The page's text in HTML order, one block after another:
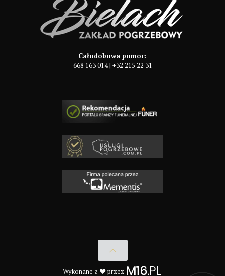
Całodobowa pomoc:
668 163 014| +32 215 22 31
Wykonane z ♥ przez